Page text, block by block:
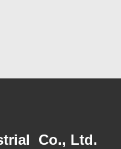
Co., Ltd.